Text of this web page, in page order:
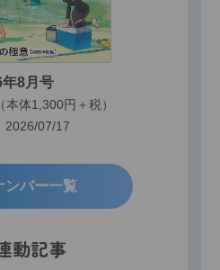
8月号
体1,300円＋税）
2026/07/17
ンバー一覧
動記事